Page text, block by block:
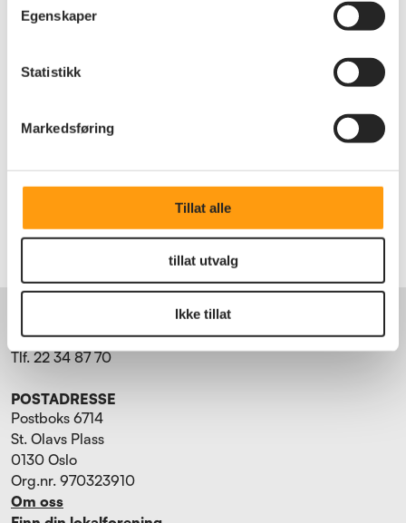
Egenskaper
Statistikk
Markedsføring
Tillat alle
tillat utvalg
Ikke tillat
Bli medlem i
gode medlemsfordeler
og bli med på
lokale aktiviteter og arrangementer.
Bli medlem
BESØKSADRESSE
0181 Oslo
Tlf. 22 34 87 70
POSTADRESSE
Postboks 6714
St. Olavs Plass
0130 Oslo
Org.nr. 970323910
Om oss